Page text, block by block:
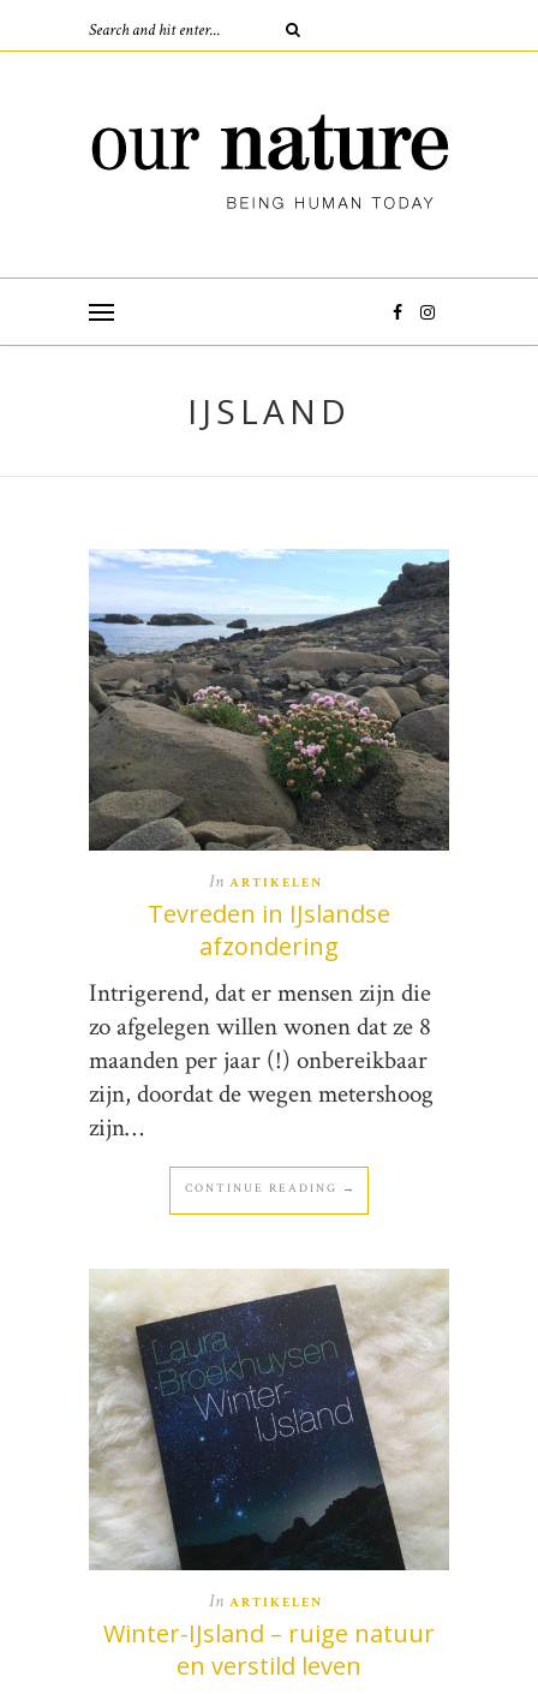
IJSLAND
In ARTIKELEN
Tevreden in IJslandse
afzondering
Intrigerend, dat er mensen zijn die
zo afgelegen willen wonen dat ze 8
maanden per jaar (!) onbereikbaar
zijn, doordat de wegen metershoog
zijn…
CONTINUE READING →
In ARTIKELEN
Winter-IJsland – ruige natuur
en verstild leven